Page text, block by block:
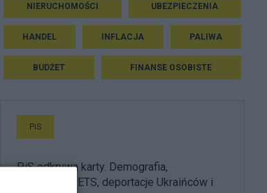
NIERUCHOMOŚCI UBEZPIECZENIA
HANDEL INFLACJA PALIWA
BUDŻET FINANSE OSOBISTE
PiS
PiS odkrywa karty. Demografia,
mieszkania, ETS, deportacje Ukraińców i